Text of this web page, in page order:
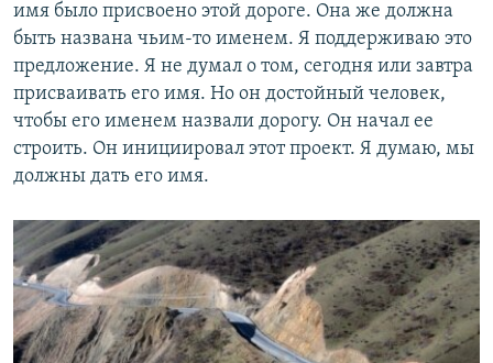
имя было присвоено этой дороге. Она же должна
быть названа чьим-то именем. Я поддерживаю это
предложение. Я не думал о том, сегодня или завтра
присваивать его имя. Но он достойный человек,
чтобы его именем назвали дорогу. Он начал ее
строить. Он инициировал этот проект. Я думаю, мы
должны дать его имя.